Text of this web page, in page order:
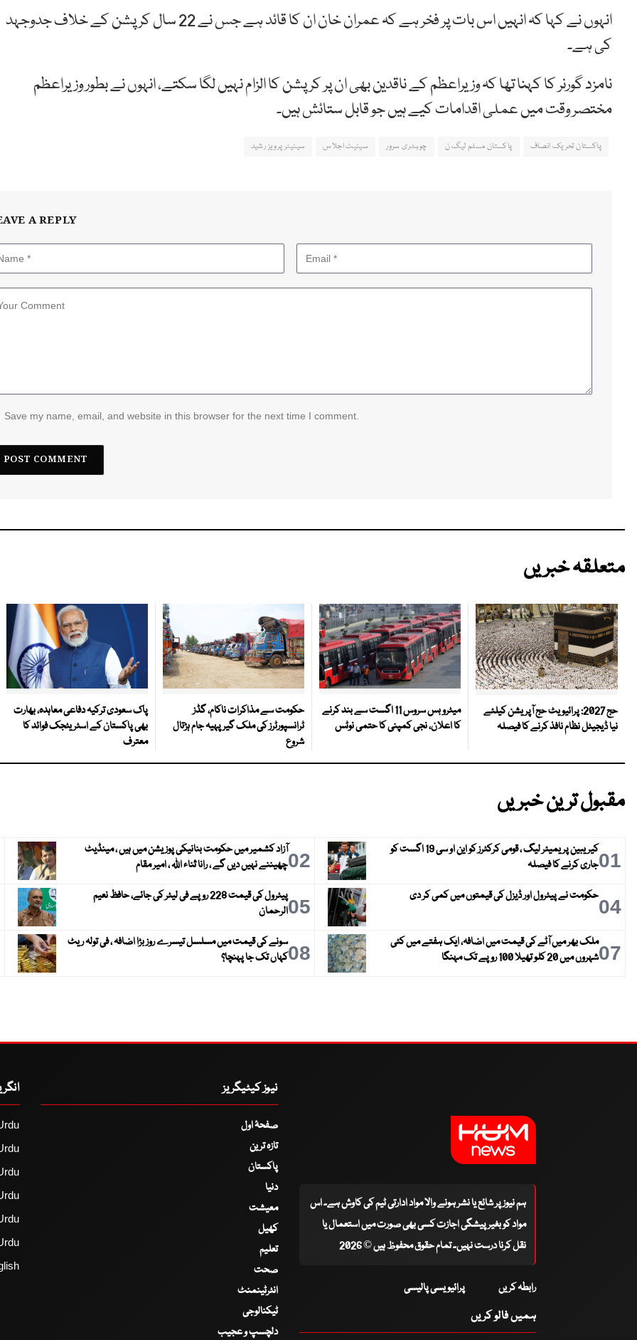
انہوں نے کہا کہ انہیں اس بات پر فخر ہے کہ عمران خان ان کا قائد ہے جس نے 22 سال کرپشن کے خلاف جدوجہد
کی ہے۔
نامزد گورنر کا کہنا تھا کہ وزیراعظم کے ناقدین بھی ان پر کرپشن کا الزام نہیں لگا سکتے، انہوں نے بطور وزیراعظم
مختصر وقت میں عملی اقدامات کیے ہیں جو قابل ستائش ہیں۔
پاکستان تحریک انصاف پاکستان مسلم لیگ ن چوہدری سرور سینیٹ اجلاس سینیٹر پرویز رشید
A REPLY
Save my name, email, and website in this browser for the next time I comment.
متعلقہ خبریں
حج 2027: پرائیویٹ حج آپریشن کیلئے
نیا ڈیجیٹل نظام نافذ کرنے کا فیصلہ
میٹرو بس سروس 11 اگست سے بند کرنے
کا اعلان، نجی کمپنی کا حتمی نوٹس
حکومت سے مذاکرات ناکام، گڈز
ٹرانسپورٹرز کی ملک گیر پہیہ جام ہڑتال
شروع
پاک سعودی ترکیہ دفاعی معاہدہ، بھارت
بھی پاکستان کے اسٹریٹجک فوائد کا
معترف
مقبول ترین خبریں
01
کیریبین پریمیئر لیگ ، قومی کرکٹرز کو این او سی 19 اگست کو
جاری کرنے کا فیصلہ
02آزاد کشمیر میں حکومت بنانیکی پوزیشن میں ہیں ، مینڈیٹ
چھیننے نہیں دیں گے ، رانا ثناء اللہ ، امیر مقام
04حکومت نے پیٹرول اور ڈیزل کی قیمتوں میں کمی کر دی 05
پیٹرول کی قیمت 228 روپے فی لیٹر کی جائے، حافظ نعیم
الرحمان
07ملک بھر میں آٹے کی قیمت میں اضافہ، ایک ہفتے میں کئی
شہروں میں 20 کلو تھیلا 100 روپے تک مہنگا
08سونے کی قیمت میں مسلسل تیسرے روز بڑا اضافہ ، فی تولہ ریٹ
کہاں تک جا پہنچا؟
ہم نیوز پر شائع یا نشر ہونے والا مواد ادارتی ٹیم کی کاوش ہے۔ اس
مواد کو بغیر پیشگی اجازت کسی بھی صورت میں استعمال یا
نقل کرنا درست نہیں۔ تمام حقوق محفوظ ہیں © 2026
رابطہ کریں پرائیویسی پالیسی
ہمیں فالو کریں
نیوز کیٹیگریز
صفحۂ اول
تازہ ترین
پاکستان
دنیا
معیشت
کھیل
تعلیم
صحت
انٹرٹینمنٹ
ٹیکنالوجی
دلچسپ و عجیب